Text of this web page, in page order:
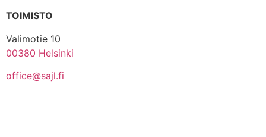
TOIMISTO
Valimotie 10
00380 Helsinki
office@sajl.fi